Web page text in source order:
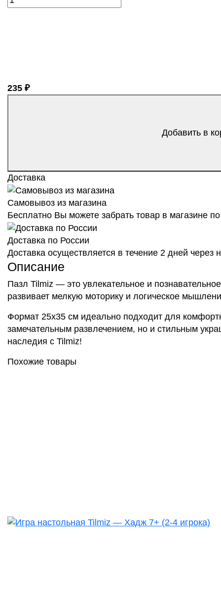
235 ₽
Добавить в
Доставка
Самовывоз из магазина
Бесплатно Вы можете забрать товар в магазине
Доставка по России
Доставка осуществляется в течение 2 дней
Описание
Пазл Tilmiz — это увлекательное и
развивает мелкую моторику и логическое
Формат 25х35 см идеально подходит для
замечательным развлечением, но и стильным
наследия с Tilmiz!
Похожие товары